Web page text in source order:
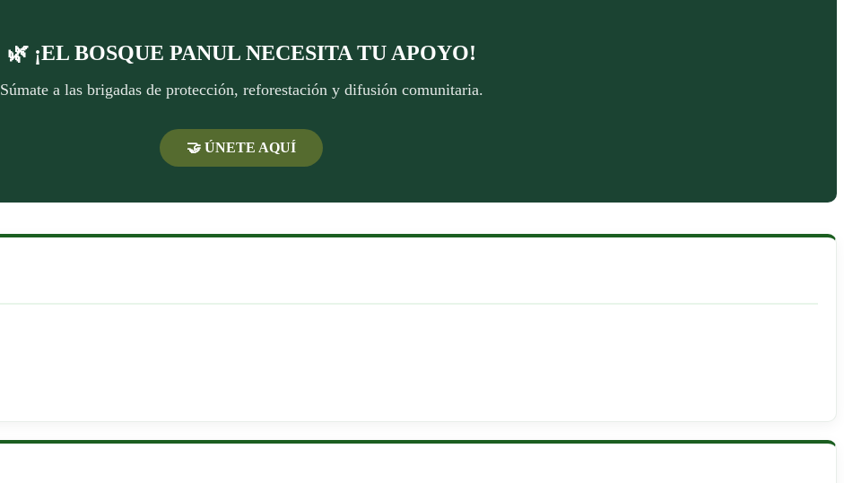
🌿 ¡EL BOSQUE PANUL NECESITA TU APOYO!
Súmate a las brigadas de protección, reforestación y difusión comunitaria.
🤝 ÚNETE AQUÍ